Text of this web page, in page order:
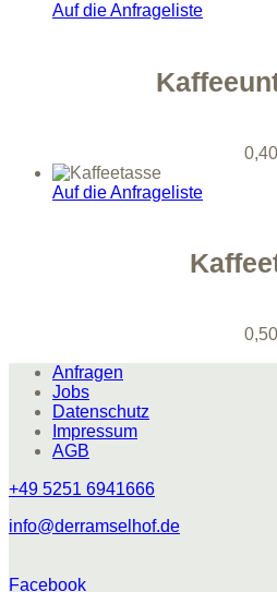
Auf die Anfrageliste
0,40
Auf die Anfrageliste
0,50
Anfragen
Jobs
Datenschutz
Impressum
AGB
+49 5251 6941666
info@derramselhof.de
Facebook